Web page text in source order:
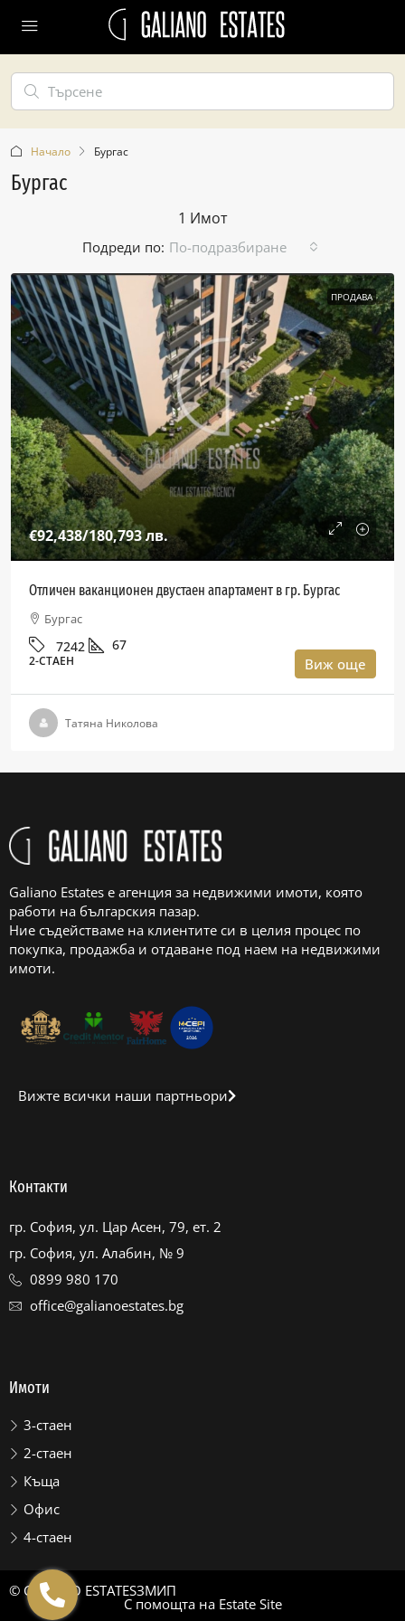
Начало Бургас
Бургас
1 Имот
Подреди по: По-подразбиране
ПРОДАВА
€92,438/180,793 лв.
Отличен ваканционен двустаен апартамент в гр. Бургас
Бургас
7242 67
2-СТАЕН Виж още
Татяна Николова
Galiano Estates е агенция за недвижими имоти, която
работи на българския пазар.
Ние съдействаме на клиентите си в целия процес по
покупка, продажба и отдаване под наем на недвижими
имоти.
Вижте всички наши партньори
Контакти
гр. София, ул. Цар Асен, 79, ет. 2
гр. София, ул. Алабин, № 9
0899 980 170
office@galianoestates.bg
Имоти
3-стаен
2-стаен
Къща
Офис
4-стаен
© GALIANO ESTATESЗМИП
С помощта на Estate Site